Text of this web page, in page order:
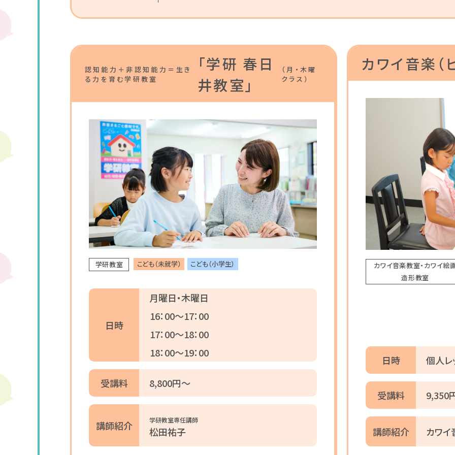
認知能力＋非認知能力＝生き
る力を育む学研教室
「学研 春日
井教室」
（月・木曜
クラス）
学研教室 こども（未就学） こども（小学生）
日時
月曜日・木曜日
16：00～17：00
17：00～18：00
18：00～19：00
受講料 8,800円～
講師紹介 学研教室専任講師
松田祐子
カワイ音楽（
カワイ音楽教室・カワイ絵
造形教室
日時 個人
受講料 9,350
講師紹介 カワ